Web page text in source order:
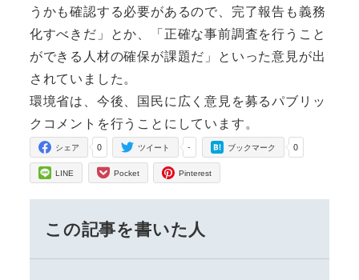
うかも確認する必要があるので、完了報告も義務
化すべきだ」とか、「正確な事前調査を行うこと
ができる人材の確保が課題だ」といった意見が出
されていました。
環境省は、今後、国民に広く意見を募るパブリッ
クコメントを行うことにしています。
0
シェア -
ツイート 0
ブックマーク
LINE Pocket Pinterest
この記事を書いた人